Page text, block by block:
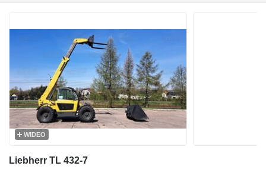
WIDEO
Liebherr TL 432-7